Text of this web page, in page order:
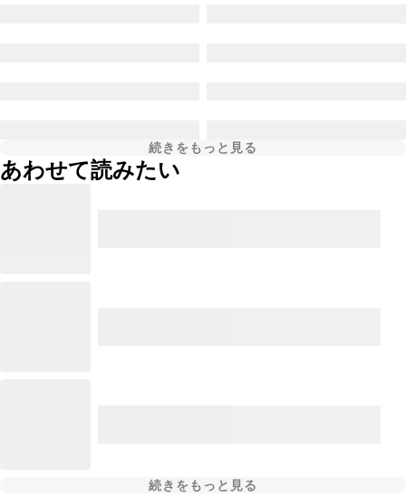
続きをもっと見る
あわせて読みたい
続きをもっと見る